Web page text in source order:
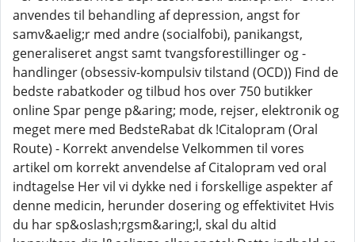
anvendes til behandling af depression, angst for
samv&aelig;r med andre (socialfobi), panikangst,
generaliseret angst samt tvangsforestillinger og -
handlinger (obsessiv-kompulsiv tilstand (OCD)) Find de
bedste rabatkoder og tilbud hos over 750 butikker
online Spar penge p&aring; mode, rejser, elektronik og
meget mere med BedsteRabat dk !Citalopram (Oral
Route) - Korrekt anvendelse Velkommen til vores
artikel om korrekt anvendelse af Citalopram ved oral
indtagelse Her vil vi dykke ned i forskellige aspekter af
denne medicin, herunder dosering og effektivitet Hvis
du har sp&oslash;rgsm&aring;l, skal du altid